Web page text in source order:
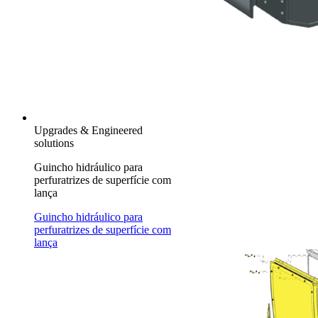
Upgrades & Engineered
solutions
Guincho hidráulico para
perfuratrizes de superfície com
lança
Guincho hidráulico para
perfuratrizes de superfície com
lança